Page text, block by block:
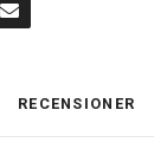
RECENSIONER